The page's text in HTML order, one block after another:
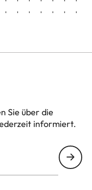
Sie über die
informiert.